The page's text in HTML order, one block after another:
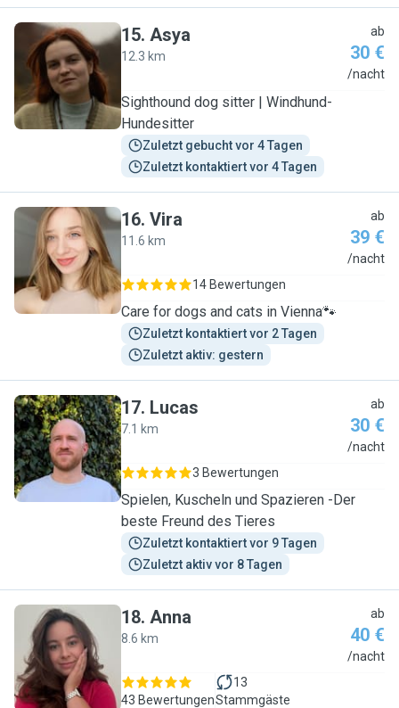
A
15. Asya
12.3 km
ab
30 €
/nacht
Sighthound dog sitter | Windhund-
Hundesitter
Zuletzt gebucht vor 4 Tagen
Zuletzt kontaktiert vor 4 Tagen
V
16. Vira
11.6 km
ab
39 €
/nacht
14 Bewertungen
Care for dogs and cats in Vienna🐾
Zuletzt kontaktiert vor 2 Tagen
Zuletzt aktiv: gestern
L
17. Lucas
7.1 km
ab
30 €
/nacht
3 Bewertungen
Spielen, Kuscheln und Spazieren -Der
beste Freund des Tieres
Zuletzt kontaktiert vor 9 Tagen
Zuletzt aktiv vor 8 Tagen
A
18. Anna
8.6 km
ab
40 €
/nacht
43 Bewertungen
13
Stammgäste